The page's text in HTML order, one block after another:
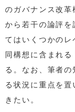
のガバナンス改
から若干の論評
てはいくつかの
同構想に含まれ
る。なお、筆者
る状況に重点を
きたい。